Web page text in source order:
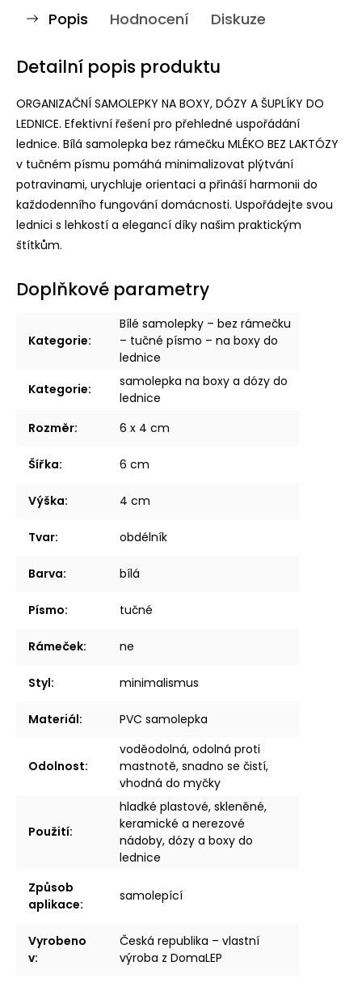
Popis Hodnocení Diskuze
Detailní popis produktu
ORGANIZAČNÍ SAMOLEPKY NA BOXY, DÓZY A ŠUPLÍKY DO
LEDNICE. Efektivní řešení pro přehledné uspořádání
lednice. Bílá samolepka bez rámečku MLÉKO BEZ LAKTÓZY
v tučném písmu pomáhá minimalizovat plýtvání
potravinami, urychluje orientaci a přináší harmonii do
každodenního fungování domácnosti. Uspořádejte svou
lednici s lehkostí a elegancí díky našim praktickým
štítkům.
Doplňkové parametry
Kategorie:
Bílé samolepky – bez rámečku
– tučné písmo – na boxy do
lednice
Kategorie:
samolepka na boxy a dózy do
lednice
Rozměr: 6 x 4 cm
Šířka: 6 cm
Výška: 4 cm
Tvar: obdélník
Barva: bílá
Písmo: tučné
Rámeček: ne
Styl: minimalismus
Materiál: PVC samolepka
Odolnost:
voděodolná, odolná proti
mastnotě, snadno se čistí,
vhodná do myčky
Použití:
hladké plastové, skleněné,
keramické a nerezové
nádoby, dózy a boxy do
lednice
Způsob
aplikace:
samolepící
Vyrobeno
v:
Česká republika – vlastní
výroba z DomaLEP